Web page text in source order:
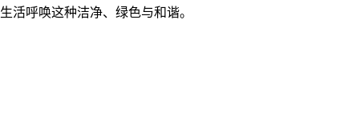
活呼唤这种洁净、绿色与和谐。